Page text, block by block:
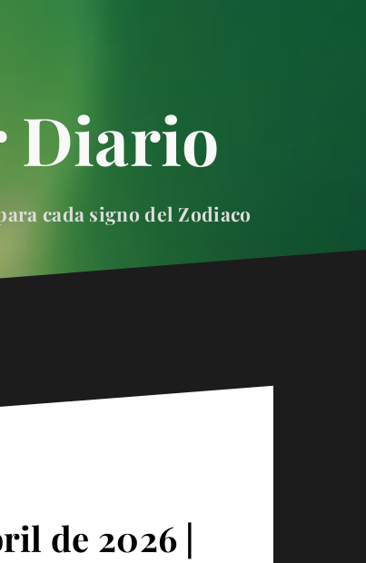
Diario
cada signo del Zodiaco
de 2026 |